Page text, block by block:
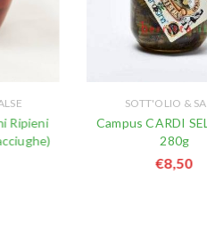
Ripieni
SOTT'OLIO &
Campus CARDI
280g
€8,50